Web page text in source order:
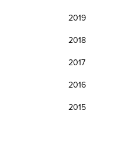
2019
2018
2017
2016
2015